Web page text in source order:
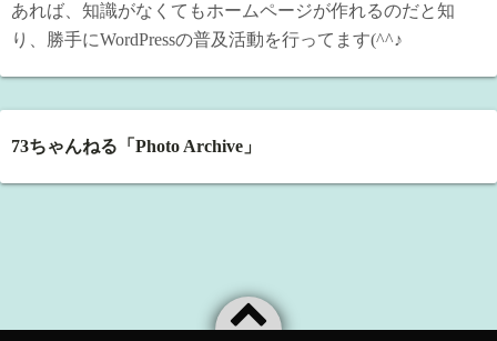
あれば、知識がなくてもホームページが作れるのだと知
り、勝手にWordPressの普及活動を行ってます(^^♪
73ちゃんねる「Photo Archive」